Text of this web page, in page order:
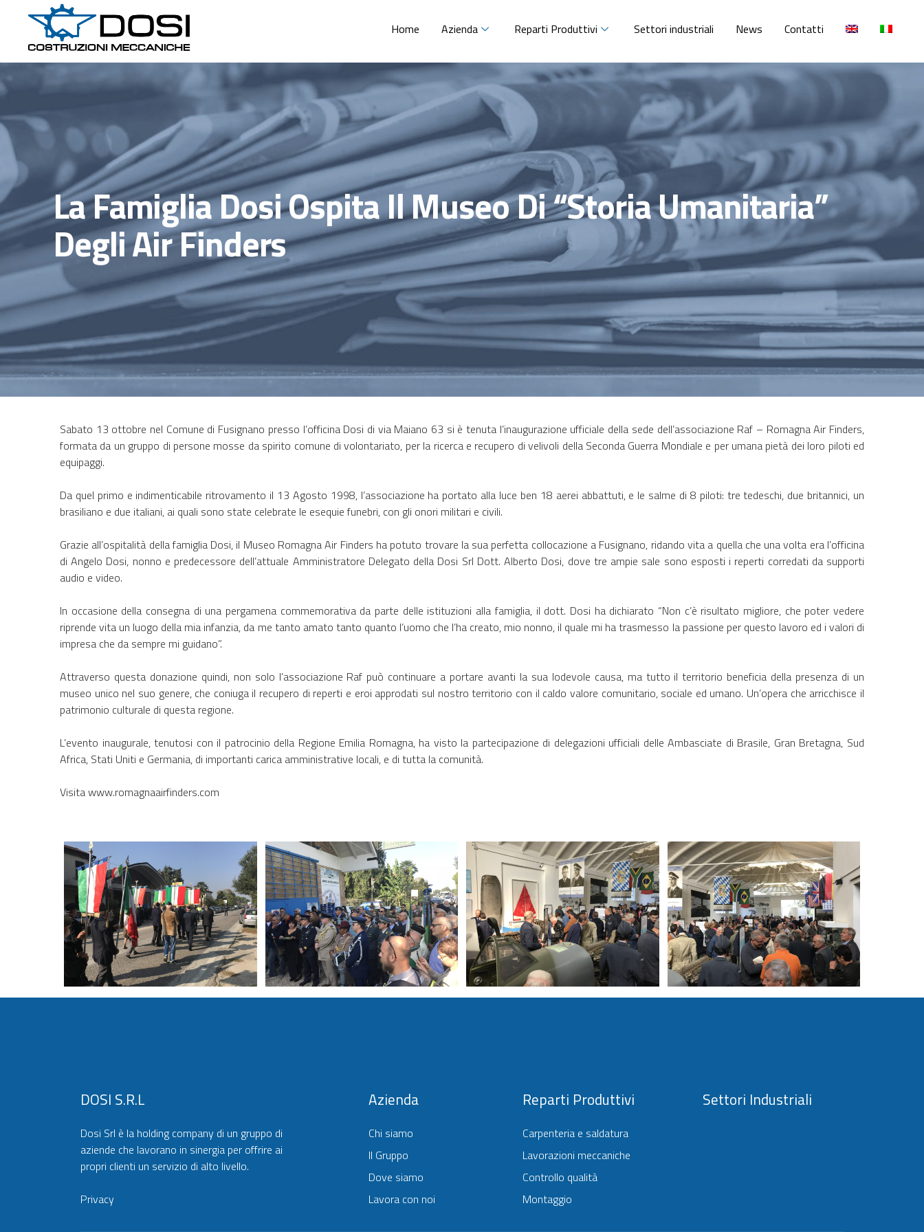
Home Azienda Reparti Produttivi Settori industriali News Contatti
La Famiglia Dosi Ospita Il Museo Di “storia Umanitaria”
Degli Air Finders
Sabato 13 ottobre nel Comune di Fusignano presso l’officina Dosi di via Maiano 63 si è tenuta l’inaugurazione ufficiale della sede dell’associazione Raf – Romagna Air Finders,
formata da un gruppo di persone mosse da spirito comune di volontariato, per la ricerca e recupero di velivoli della Seconda Guerra Mondiale e per umana pietà dei loro piloti ed
equipaggi.
Da quel primo e indimenticabile ritrovamento il 13 Agosto 1998, l’associazione ha portato alla luce ben 18 aerei abbattuti, e le salme di 8 piloti: tre tedeschi, due britannici, un
brasiliano e due italiani, ai quali sono state celebrate le esequie funebri, con gli onori militari e civili.
Grazie all’ospitalità della famiglia Dosi, il Museo Romagna Air Finders ha potuto trovare la sua perfetta collocazione a Fusignano, ridando vita a quella che una volta era l’officina
di Angelo Dosi, nonno e predecessore dell’attuale Amministratore Delegato della Dosi Srl Dott. Alberto Dosi, dove tre ampie sale sono esposti i reperti corredati da supporti
audio e video.
In occasione della consegna di una pergamena commemorativa da parte delle istituzioni alla famiglia, il dott. Dosi ha dichiarato “Non c’è risultato migliore, che poter vedere
riprende vita un luogo della mia infanzia, da me tanto amato tanto quanto l’uomo che l’ha creato, mio nonno, il quale mi ha trasmesso la passione per questo lavoro ed i valori di
impresa che da sempre mi guidano”.
Attraverso questa donazione quindi, non solo l’associazione Raf può continuare a portare avanti la sua lodevole causa, ma tutto il territorio beneficia della presenza di un
museo unico nel suo genere, che coniuga il recupero di reperti e eroi approdati sul nostro territorio con il caldo valore comunitario, sociale ed umano. Un’opera che arricchisce il
patrimonio culturale di questa regione.
L’evento inaugurale, tenutosi con il patrocinio della Regione Emilia Romagna, ha visto la partecipazione di delegazioni ufficiali delle Ambasciate di Brasile, Gran Bretagna, Sud
Africa, Stati Uniti e Germania, di importanti carica amministrative locali, e di tutta la comunità.
Visitawww.romagnaairfinders.com
DOSI S.r.l
Dosi Srl è la holding company di un gruppo di
aziende che lavorano in sinergia per offrire ai
propri clienti un servizio di alto livello.
Privacy
Azienda
Chi siamo
Il Gruppo
Dove siamo
Lavora con noi
Reparti Produttivi
Carpenteria e saldatura
Lavorazioni meccaniche
Controllo qualità
Montaggio
Settori Industriali